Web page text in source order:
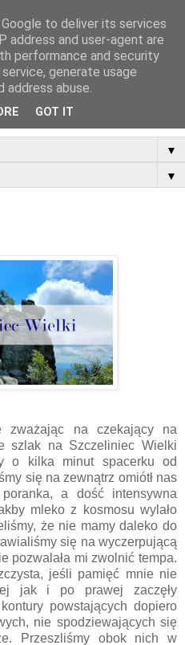
▼
▼
zważając na czekający na
szlak na Szczeliniec Wielki
o kilka minut spacerku od
się na zewnątrz omiótł nas
a dość intensywna
mleko z kosmosu wylało
że nie mamy daleko do
się na wyczerpującą
pozwalała mi zwolnić tempa.
jeśli pamięć mnie nie
jak i po prawej zaczęły
powstających dopiero
nie spodziewających się
Przeszliśmy obok nich w
to deliver its services
address and user-agent are
performance and security
generate usage
abuse.
GOT IT